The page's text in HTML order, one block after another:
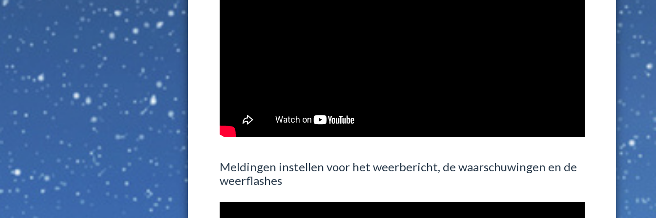
Meldingen instellen voor het weerbericht, de waarschuwingen en de
weerflashes